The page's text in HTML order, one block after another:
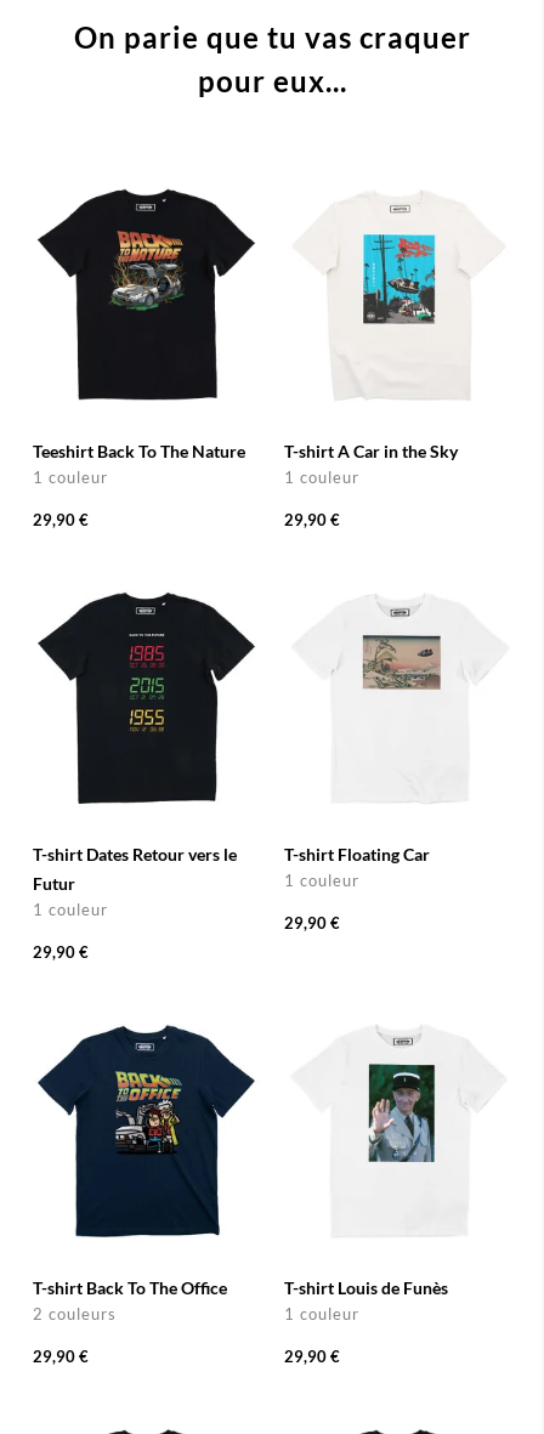
On parie que tu vas craquer
pour eux...
Teeshirt Back To The Nature
1 couleur
29,90 €
T-shirt A Car in the Sky
1 couleur
29,90 €
T-shirt Dates Retour vers le
Futur
1 couleur
29,90 €
T-shirt Floating Car
1 couleur
29,90 €
T-shirt Back To The Office
2 couleurs
29,90 €
T-shirt Louis de Funès
1 couleur
29,90 €